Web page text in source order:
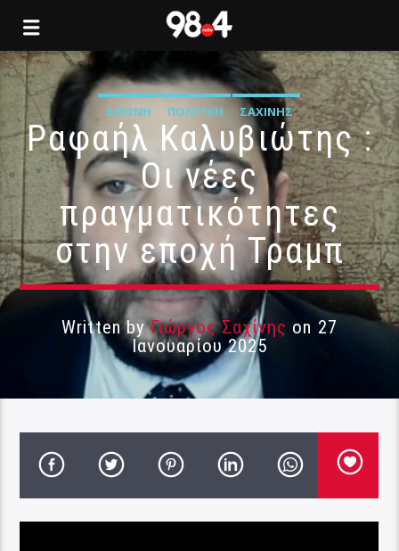
ΔΙΕΘΝΉ ΠΟΛΙΤΙΚΉ ΣΑΧΊΝΗΣ
Ραφαήλ Καλυβιώτης :
Οι νέες
πραγματικότητες
στην εποχή Τραμπ
Written byΓιώργος Σαχίνης on 27
Ιανουαρίου 2025